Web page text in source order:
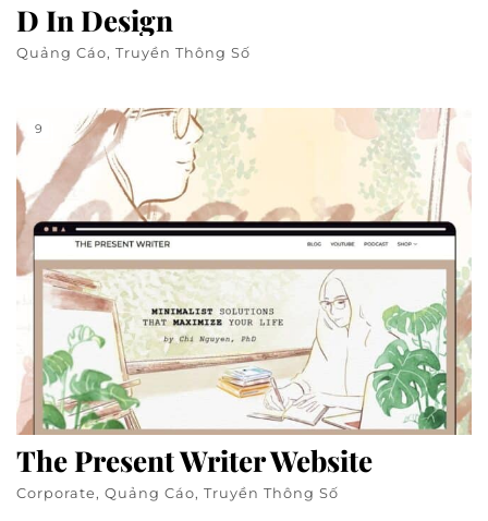
D In Design
Quảng Cáo, Truyền Thông Số
9
The Present Writer Website
Corporate, Quảng Cáo, Truyền Thông Số